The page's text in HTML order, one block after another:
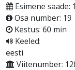
Esimene saade:
Osa number: 19
Kestus: 60 min
Keeled:
eesti
Viitenumber: